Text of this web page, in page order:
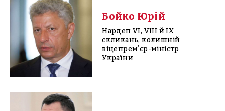
Бойко Юрій
Нардеп VI, VIII й IX
скликань, колишній
віцепремʼєр-міністр
України